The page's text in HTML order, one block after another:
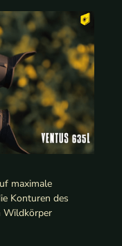
maximale
Konturen des
Wildkörper